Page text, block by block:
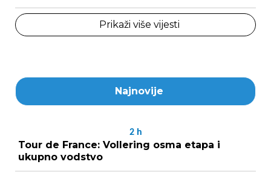
Prikaži više vijesti
Najnovije
2 h
Tour de France: Vollering osma etapa i
ukupno vodstvo